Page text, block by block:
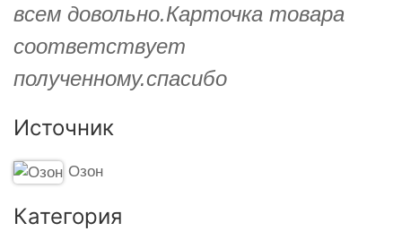
всем довольно.Карточка товара
соответствует
полученному.спасибо
Источник
Озон
Категория